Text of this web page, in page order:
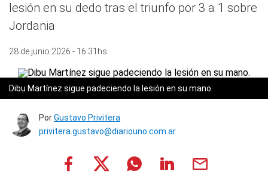
lesión en su dedo tras el triunfo por 3 a 1 sobre
Jordania
28 de junio 2026 - 16:31hs
Dibu Martínez sigue padeciendo la lesión en su mano.
PorGustavo Privitera
privitera.gustavo@diariouno.com.ar